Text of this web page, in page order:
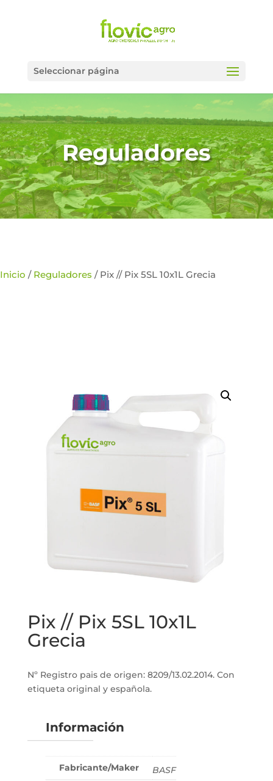
Seleccionar página
Reguladores
Inicio / Reguladores / Pix // Pix 5SL 10x1L Grecia
Pix // Pix 5SL 10x1L
Grecia
Nº Registro pais de origen: 8209/13.02.2014. Con
etiqueta original y española.
Información
Fabricante/Maker
BASF